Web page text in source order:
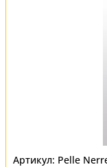
Pelle